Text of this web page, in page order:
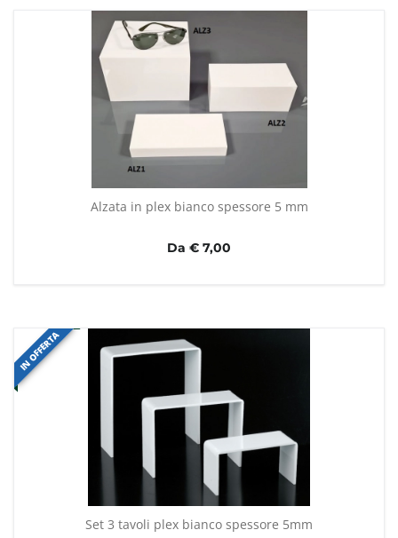
Alzata in plex bianco spessore 5 mm
Da € 7,00
IN OFFERTA
Set 3 tavoli plex bianco spessore 5mm